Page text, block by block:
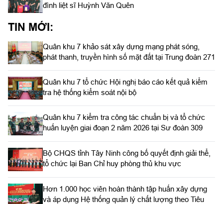
đình liệt sĩ Huỳnh Văn Quên
TIN MỚI:
Quân khu 7 khảo sát xây dựng mạng phát sóng,
phát thanh, truyền hình số mặt đất tại Trung đoàn 271
Quân khu 7 tổ chức Hội nghị báo cáo kết quả kiểm
tra hệ thống kiểm soát nội bộ
Quân khu 7 kiểm tra công tác chuẩn bị và tổ chức
huấn luyện giai đoạn 2 năm 2026 tại Sư đoàn 309
Bộ CHQS tỉnh Tây Ninh công bố quyết định giải thể,
tổ chức lại Ban Chỉ huy phòng thủ khu vực
Hơn 1.000 học viên hoàn thành tập huấn xây dựng
và áp dụng Hệ thống quản lý chất lượng theo Tiêu